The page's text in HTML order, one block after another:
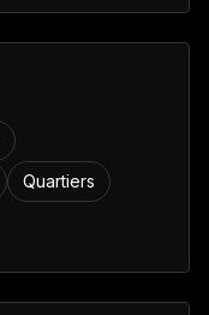
Quartiers